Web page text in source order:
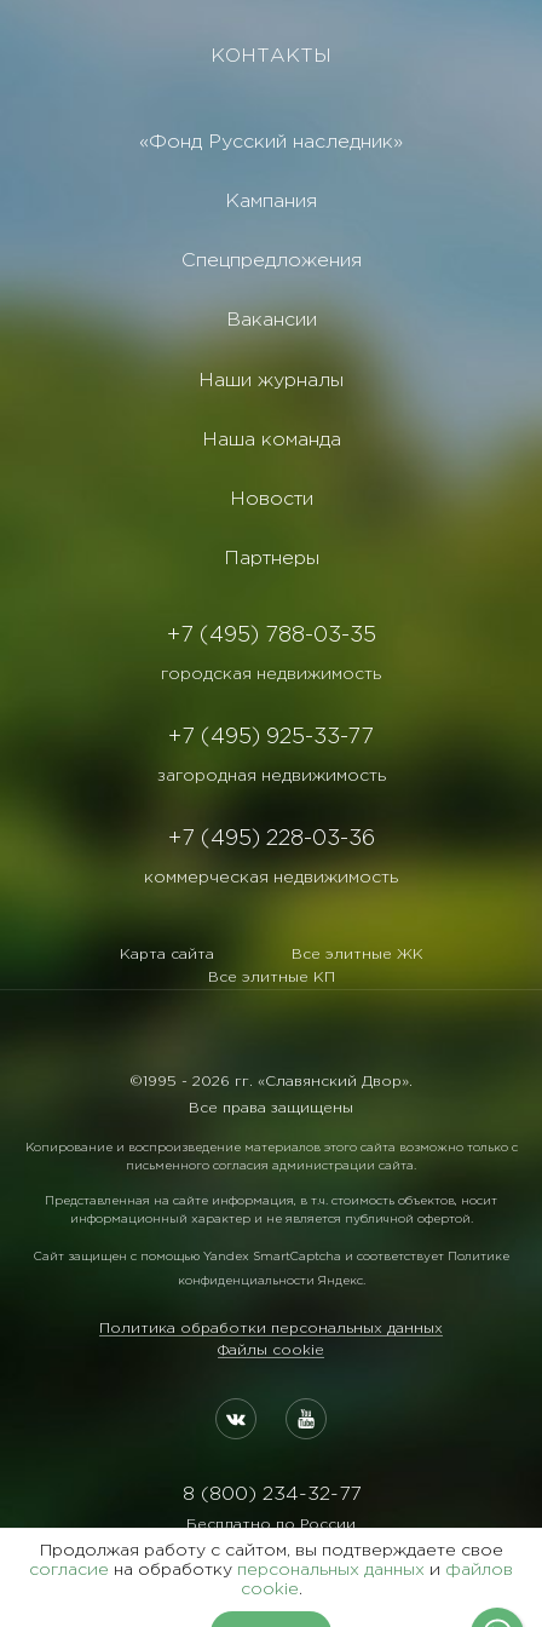
КОНТАКТЫ
«Фонд Русский наследник»
Кампания
Спецпредложения
Вакансии
Наши журналы
Наша команда
Новости
Партнеры
+7 (495) 788-03-35
городская недвижимость
+7 (495) 925-33-77
загородная недвижимость
+7 (495) 228-03-36
коммерческая недвижимость
Карта сайта
Все элитные ЖК
Все элитные КП
©1995 - 2026 гг. «Славянский Двор».
Все права защищены
Копирование и воспроизведение материалов этого сайта возможно только с
письменного согласия администрации сайта.
Представленная на сайте информация, в т.ч. стоимость объектов, носит
информационный характер и не является публичной офертой.
Сайт защищен с помощью Yandex SmartCaptcha и соответствует Политике
конфиденциальности Яндекс.
Политика обработки персональных данных
Файлы cookie
8 (800) 234-32-77
Бесплатно по России
Реквизиты:
ООО Агентство "Славянский Двор"
Продолжая работу с сайтом, вы подтверждаете свое
согласие на обработку персональных данных и файлов
cookie.